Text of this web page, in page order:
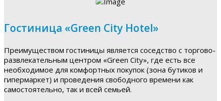
Гостиница «Green City Hotel»
Преимуществом гостиницы является соседство с торгово-
развлекательным центром «Green City», где есть все
необходимое для комфортных покупок (зона бутиков и
гипермаркет) и проведения свободного времени как
самостоятельно, так и всей семьей.